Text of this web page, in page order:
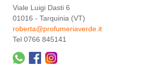
Viale Luigi Dasti 6
01016 - Tarquinia (VT)
roberta@profumeriaverde.it
Tel 0766 845141